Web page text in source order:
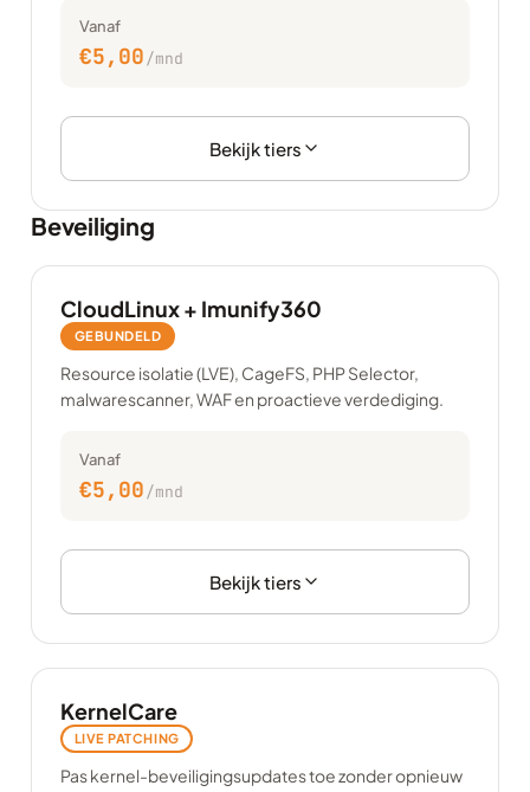
Vanaf
€5,00/mnd
Bekijk tiers
Beveiliging
CloudLinux + Imunify360
GEBUNDELD
Resource isolatie (LVE), CageFS, PHP Selector,
malwarescanner, WAF en proactieve verdediging.
Vanaf
€5,00/mnd
Bekijk tiers
KernelCare
LIVE PATCHING
Pas kernel-beveiligingsupdates toe zonder opnieuw